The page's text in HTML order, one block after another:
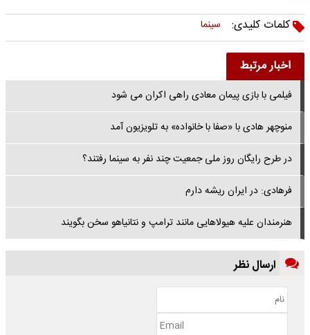
کلمات کلیدی:
سینما
اخبار مرتبط
فیلمی با بازی پیمان معادی راهی اکران می شود
منوچهر هادی با «صفا با خانواده» به تلویزیون آمد
در طرح رایگان روز ملی جمعیت چند نفر به سینما رفتند؟
فرهادی: در ایران ریشه دارم
هنرمندان علیه هیولاهایی مانند ترامپ و نتانیاهو سخن بگویند
ارسال نظر